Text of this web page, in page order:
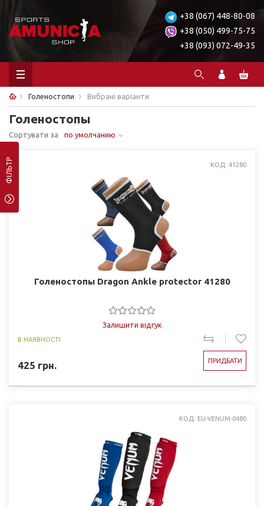
+38 (067) 448-80-08
+38 (050) 499-75-75
+38 (093) 072-49-35
Голеностопи Вибрані варіанти
Голеностопы
Сортувати за по умолчанию
ФІЛЬТР КОД: 41280
Голеностопы Dragon Ankle protector 41280
Залишити відгук
В НАЯВНОСТІ
425 грн. ПРИДБАТИ
КОД: EU-VENUM-0480